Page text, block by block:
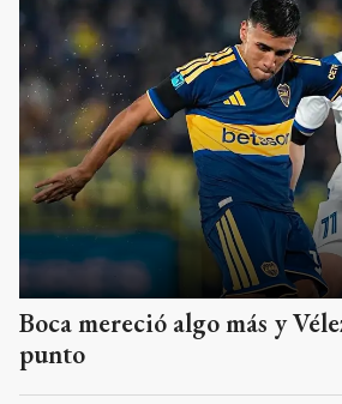
Boca mereció algo más y
punto